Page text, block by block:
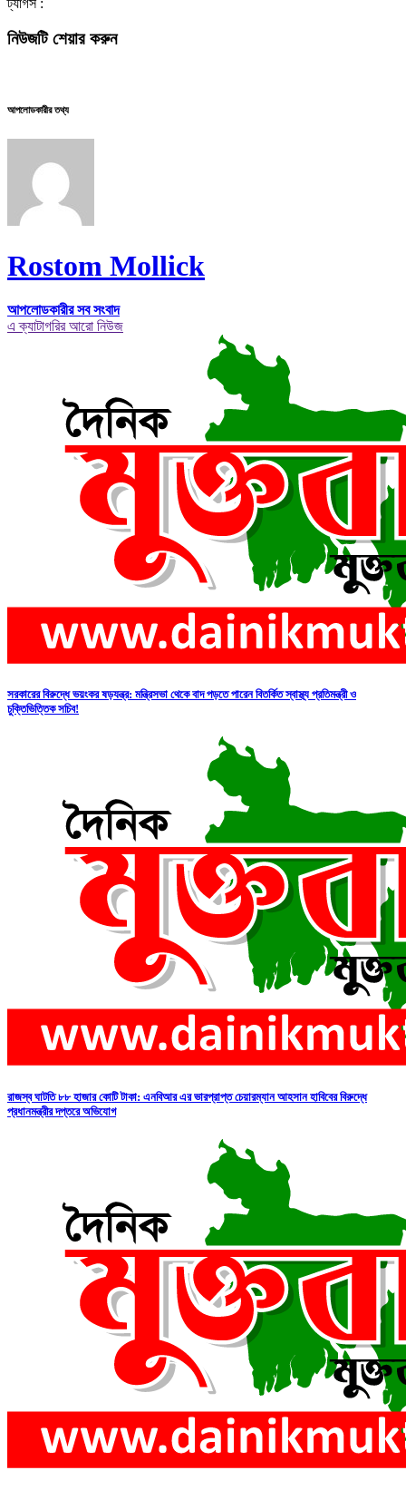
নিউজটি শেয়ার করুন
আপলোডকারীর তথ্য
Rostom Mollick
আপলোডকারীর সব সংবাদ
এ ক্যাটাগরির আরো নিউজ
সরকারের বিরুদ্ধে ভয়ংকর ষড়যন্ত্র: মন্ত্রিসভা থেকে বাদ পড়তে পারেন বিতর্কিত স্বাস্থ্য প্রতিমন্ত্রী ও
চুক্তিভিত্তিক সচিব!
রাজস্ব ঘাটতি ৮৮ হাজার কোটি টাকা: এনবিআর এর ভারপ্রাপ্ত চেয়ারম্যান আহসান হাবিবের বিরুদ্ধে
প্রধানমন্ত্রীর দপ্তরে অভিযোগ